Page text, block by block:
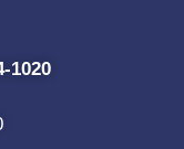
1020